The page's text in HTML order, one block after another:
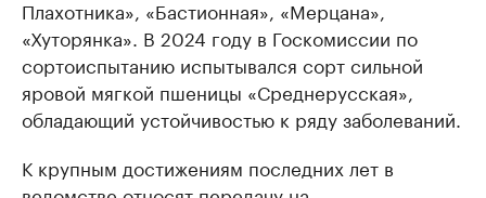
Плахотника», «Бастионная», «Мерцана»,
«Хуторянка». В 2024 году в Госкомиссии по
сортоиспытанию испытывался сорт сильной
яровой мягкой пшеницы «Среднерусская»,
обладающий устойчивостью к ряду заболеваний.
К крупным достижениям последних лет в